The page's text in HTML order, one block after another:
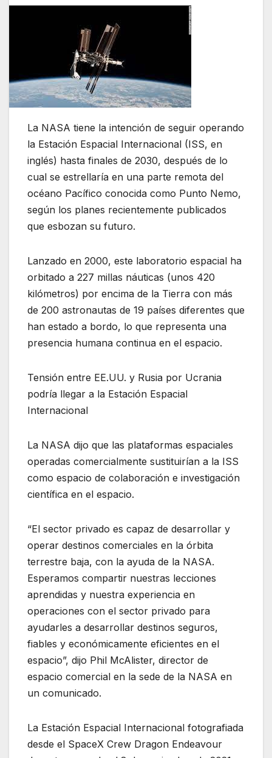
La NASA tiene la intención de seguir operando
la Estación Espacial Internacional (ISS, en
inglés) hasta finales de 2030, después de lo
cual se estrellaría en una parte remota del
océano Pacífico conocida como Punto Nemo,
según los planes recientemente publicados
que esbozan su futuro.
Lanzado en 2000, este laboratorio espacial ha
orbitado a 227 millas náuticas (unos 420
kilómetros) por encima de la Tierra con más
de 200 astronautas de 19 países diferentes que
han estado a bordo, lo que representa una
presencia humana continua en el espacio.
Tensión entre EE.UU. y Rusia por Ucrania
podría llegar a la Estación Espacial
Internacional
La NASA dijo que las plataformas espaciales
operadas comercialmente sustituirían a la ISS
como espacio de colaboración e investigación
científica en el espacio.
“El sector privado es capaz de desarrollar y
operar destinos comerciales en la órbita
terrestre baja, con la ayuda de la NASA.
Esperamos compartir nuestras lecciones
aprendidas y nuestra experiencia en
operaciones con el sector privado para
ayudarles a desarrollar destinos seguros,
fiables y económicamente eficientes en el
espacio”, dijo Phil McAlister, director de
espacio comercial en la sede de la NASA en
un comunicado.
La Estación Espacial Internacional fotografiada
desde el SpaceX Crew Dragon Endeavour